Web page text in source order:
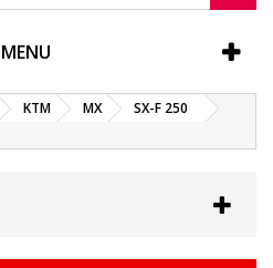
MENU
KTM MX
SX-F 250